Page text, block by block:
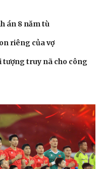
Sao Việt
án 8 năm tù
riêng của vợ
tượng truy nã cho công